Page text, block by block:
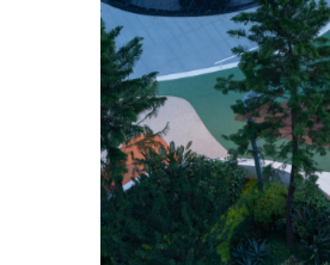
作品精选